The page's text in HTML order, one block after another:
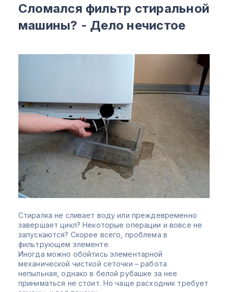
Сломался фильтр стиральной
машины? - Дело нечистое
Стиралка не сливает воду или преждевременно
завершает цикл? Некоторые операции и вовсе не
запускаются? Скорее всего, проблема в
фильтрующем элементе.
Иногда можно обойтись элементарной
механической чисткой сеточки – работа
непыльная, однако в белой рубашке за нее
приниматься не стоит. Но чаще расходник требует